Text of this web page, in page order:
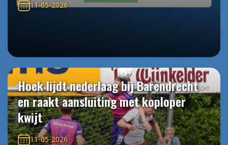
11-05-2026
Hoek lijdt nederlaag bij Barendrecht
en raakt aansluiting met koploper
kwijt
11-05-2026